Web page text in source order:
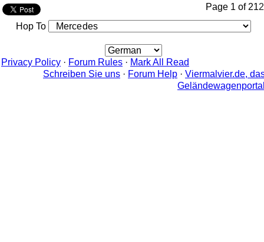
Page 1 of 212
Hop To
Privacy Policy · Forum Rules · Mark All Read
Schreiben Sie uns · Forum Help · Viermalvier.de,